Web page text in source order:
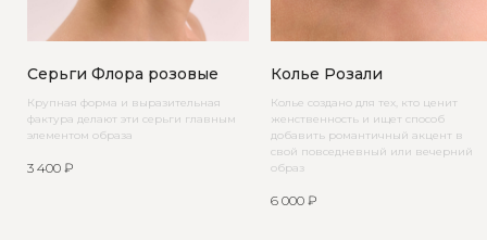
Серьги Флора розовые
Крупная форма и выразительная
фактура делают эти серьги главным
элементом образа
3 400 ₽
Колье Розали
Колье создано для тех, кто ценит
женственность и ищет способ
добавить романтичный акцент в
свой повседневный или вечерний
образ
6 000 ₽